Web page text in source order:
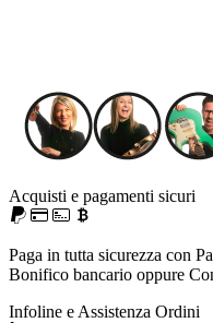
Acquisti e pagamenti sicuri
Paga in tutta sicurezza con
Bonifico bancario oppure
Infoline e Assistenza Ordini